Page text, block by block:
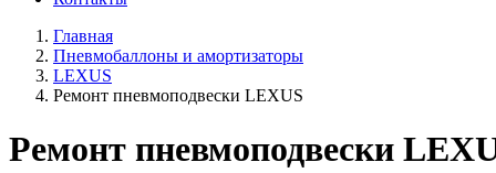
Главная
Пневмобаллоны и амортизаторы
LEXUS
Ремонт пневмоподвески LEXUS
Ремонт пневмоподвески